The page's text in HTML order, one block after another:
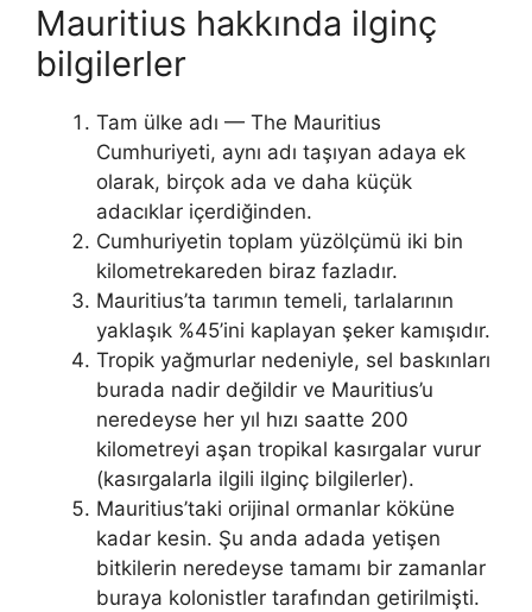
Mauritius hakkında ilginç
bilgilerler
Tam ülke adı — The Mauritius
Cumhuriyeti, aynı adı taşıyan adaya ek
olarak, birçok ada ve daha küçük
adacıklar içerdiğinden.
Cumhuriyetin toplam yüzölçümü iki bin
kilometrekareden biraz fazladır.
Mauritius’ta tarımın temeli, tarlalarının
yaklaşık %45’ini kaplayan şeker kamışıdır.
Tropik yağmurlar nedeniyle, sel baskınları
burada nadir değildir ve Mauritius’u
neredeyse her yıl hızı saatte 200
kilometreyi aşan tropikal kasırgalar vurur
(kasırgalarla ilgili ilginç bilgilerler).
Mauritius’taki orijinal ormanlar köküne
kadar kesin. Şu anda adada yetişen
bitkilerin neredeyse tamamı bir zamanlar
buraya kolonistler tarafından getirilmişti.